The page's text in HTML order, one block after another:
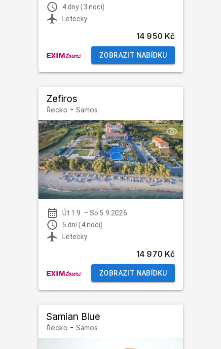
4 dny (3 noci)
Letecky
14 950 Kč
ZOBRAZIT NABÍDKU
Zefiros
Řecko - Samos
Út 1.9. – So 5.9.2026
5 dní (4 noci)
Letecky
14 970 Kč
ZOBRAZIT NABÍDKU
Samian Blue
Řecko - Samos